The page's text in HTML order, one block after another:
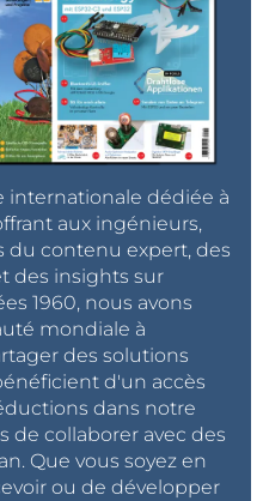
internationale dédiée à
aux ingénieurs,
du contenu expert, des
des insights sur
1960, nous avons
mondiale à
des solutions
d'un accès
dans notre
collaborer avec des
Que vous soyez en
ou de développer